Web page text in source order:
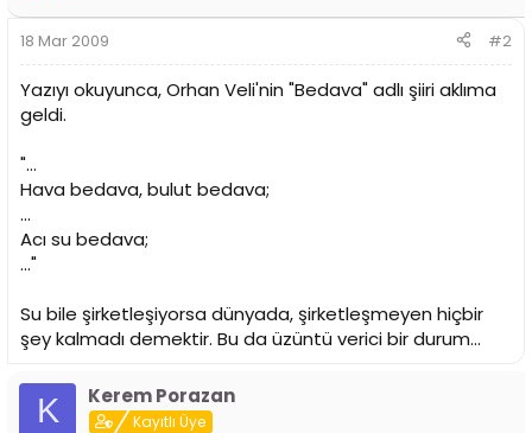
18 Mar 2009 #2
Yazıyı okuyunca, Orhan Veli'nin "Bedava" adlı şiiri aklıma
geldi.
"...
Hava bedava, bulut bedava;
...
Acı su bedava;
..."
Su bile şirketleşiyorsa dünyada, şirketleşmeyen hiçbir
şey kalmadı demektir. Bu da üzüntü verici bir durum...
K Kerem Porazan
Kayıtlı Üye